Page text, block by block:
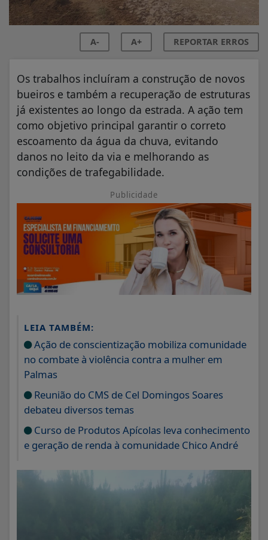
A- A+ REPORTAR ERROS
Os trabalhos incluíram a construção de novos
bueiros e também a recuperação de estruturas
já existentes ao longo da estrada. A ação tem
como objetivo principal garantir o correto
escoamento da água da chuva, evitando
danos no leito da via e melhorando as
condições de trafegabilidade.
Publicidade
LEIA TAMBÉM:
Ação de conscientização mobiliza comunidade
no combate à violência contra a mulher em
Palmas
Reunião do CMS de Cel Domingos Soares
debateu diversos temas
Curso de Produtos Apícolas leva conhecimento
e geração de renda à comunidade Chico André